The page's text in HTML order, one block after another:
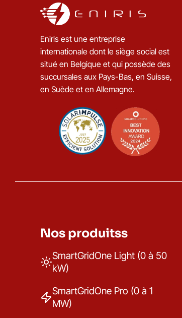
Eniris est une entreprise
internationale dont le siège social est
situé en Belgique et qui possède des
succursales aux Pays-Bas, en Suisse,
en Suède et en Allemagne.
Nos produitss
SmartGridOne Light (0 à 50
kW)
SmartGridOne Pro (0 à 1
MW)